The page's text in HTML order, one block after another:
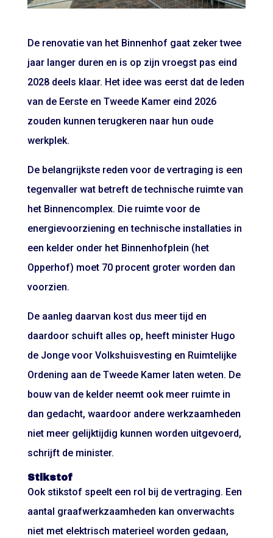
De renovatie van het Binnenhof gaat zeker twee
jaar langer duren en is op zijn vroegst pas eind
2028 deels klaar. Het idee was eerst dat de leden
van de Eerste en Tweede Kamer eind 2026
zouden kunnen terugkeren naar hun oude
werkplek.
De belangrijkste reden voor de vertraging is een
tegenvaller wat betreft de technische ruimte van
het Binnencomplex. Die ruimte voor de
energievoorziening en technische installaties in
een kelder onder het Binnenhofplein (het
Opperhof) moet 70 procent groter worden dan
voorzien.
De aanleg daarvan kost dus meer tijd en
daardoor schuift alles op, heeft minister Hugo
de Jonge voor Volkshuisvesting en Ruimtelijke
Ordening aan de Tweede Kamer laten weten. De
bouw van de kelder neemt ook meer ruimte in
dan gedacht, waardoor andere werkzaamheden
niet meer gelijktijdig kunnen worden uitgevoerd,
schrijft de minister.
Stikstof
Ook stikstof speelt een rol bij de vertraging. Een
aantal graafwerkzaamheden kan onverwachts
niet met elektrisch materieel worden gedaan,